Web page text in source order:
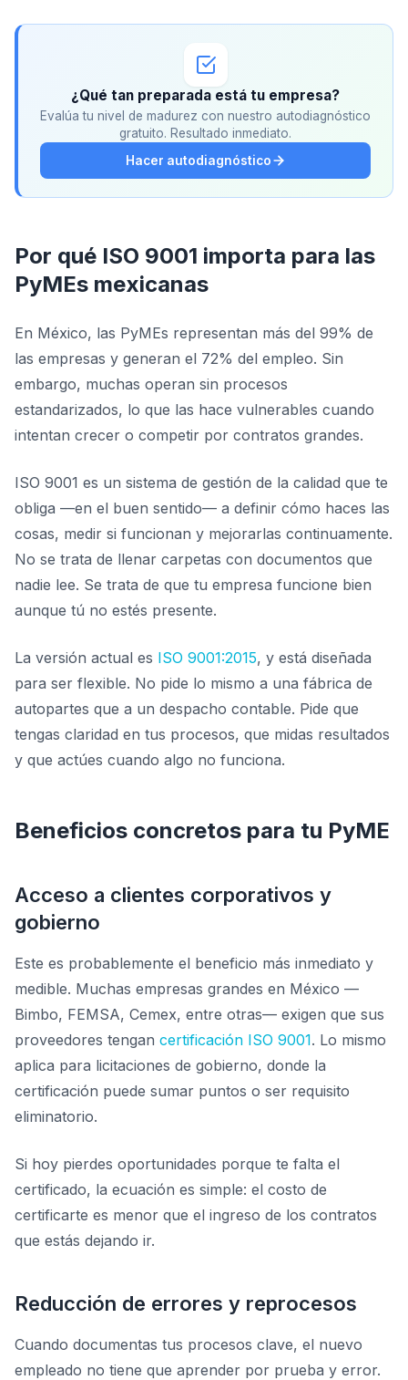
¿Qué tan preparada está tu empresa?
Evalúa tu nivel de madurez con nuestro autodiagnóstico
gratuito. Resultado inmediato.
Hacer autodiagnóstico
Por qué ISO 9001 importa para las
PyMEs mexicanas
En México, las PyMEs representan más del 99% de
las empresas y generan el 72% del empleo. Sin
embargo, muchas operan sin procesos
estandarizados, lo que las hace vulnerables cuando
intentan crecer o competir por contratos grandes.
ISO 9001 es un sistema de gestión de la calidad que te
obliga —en el buen sentido— a definir cómo haces las
cosas, medir si funcionan y mejorarlas continuamente.
No se trata de llenar carpetas con documentos que
nadie lee. Se trata de que tu empresa funcione bien
aunque tú no estés presente.
La versión actual es ISO 9001:2015, y está diseñada
para ser flexible. No pide lo mismo a una fábrica de
autopartes que a un despacho contable. Pide que
tengas claridad en tus procesos, que midas resultados
y que actúes cuando algo no funciona.
Beneficios concretos para tu PyME
Acceso a clientes corporativos y
gobierno
Este es probablemente el beneficio más inmediato y
medible. Muchas empresas grandes en México —
Bimbo, FEMSA, Cemex, entre otras— exigen que sus
proveedores tengan certificación ISO 9001. Lo mismo
aplica para licitaciones de gobierno, donde la
certificación puede sumar puntos o ser requisito
eliminatorio.
Si hoy pierdes oportunidades porque te falta el
certificado, la ecuación es simple: el costo de
certificarte es menor que el ingreso de los contratos
que estás dejando ir.
Reducción de errores y reprocesos
Cuando documentas tus procesos clave, el nuevo
empleado no tiene que aprender por prueba y error.